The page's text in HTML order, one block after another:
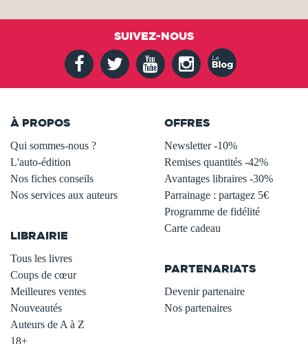
SUIVEZ-NOUS
À PROPOS
Qui sommes-nous ?
L'auto-édition
Nos fiches conseils
Nos services aux auteurs
LIBRAIRIE
Tous les livres
Coups de cœur
Meilleures ventes
Nouveautés
Auteurs de A à Z
18+
OFFRES
Newsletter -10%
Remises quantités -42%
Avantages libraires -30%
Parrainage : partagez 5€
Programme de fidélité
Carte cadeau
PARTENARIATS
Devenir partenaire
Nos partenaires